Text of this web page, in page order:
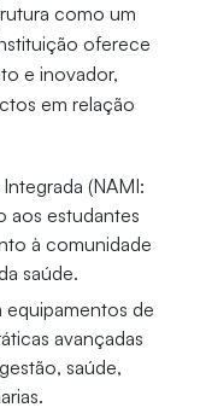
como um
oferece
e inovador,
em relação
(NAMI:
aos estudantes
à comunidade
saúde.
de
avançadas
saúde,